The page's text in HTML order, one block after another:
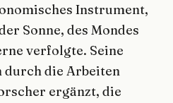
Instrument,
Sonne, des Mondes
verfolgte. Seine
durch die Arbeiten
ergänzt, die